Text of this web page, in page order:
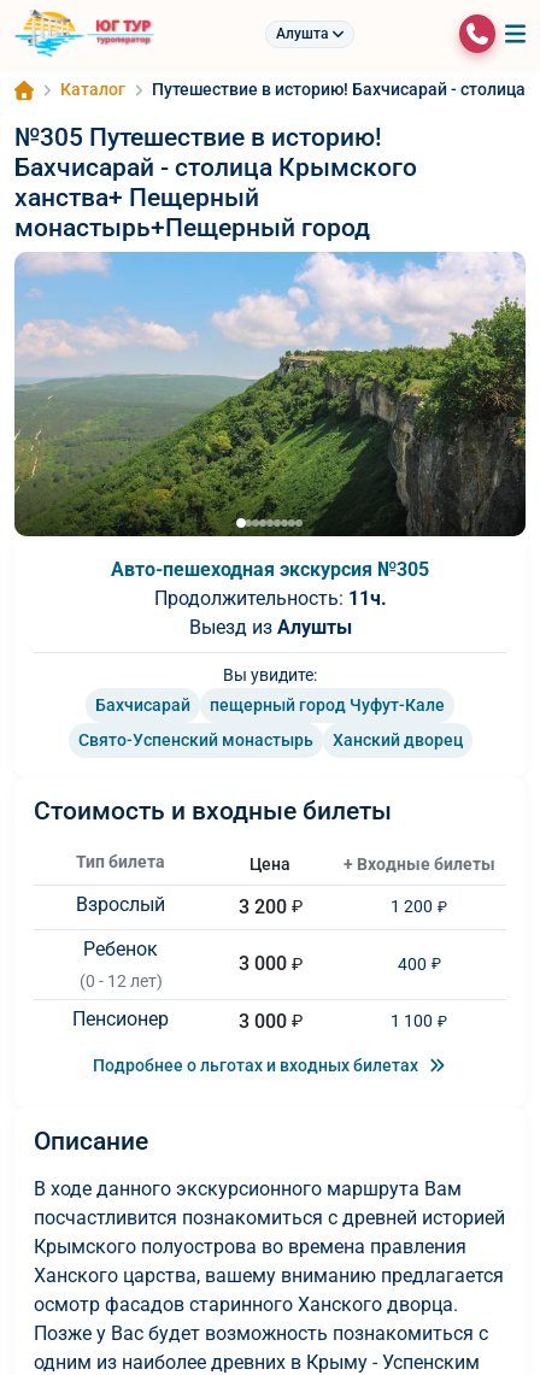
Алушта
Каталог Путешествие в историю! Бахчисарай -
№305 Путешествие в историю!
Бахчисарай - столица Крымского
ханства+ Пещерный
монастырь+Пещерный город
Авто-пешеходная экскурсия №305
Продолжительность: 11ч.
Выезд из Алушты
Вы увидите:
Бахчисарай
пещерный город Чуфут-Кале
Свято-Успенский монастырь
Ханский дворец
Стоимость и входные билеты
Тип билета Цена + Входные билеты
Взрослый 3 200 ₽ 1 200 ₽
Ребенок
(0 - 12 лет)
3 000 ₽ 400 ₽
Пенсионер 3 000 ₽ 1 100 ₽
Подробнее о льготах и входных билетах
Описание
В ходе данного экскурсионного маршрута Вам
посчастливится познакомиться с древней историей
Крымского полуострова во времена правления
Ханского царства, вашему вниманию предлагается
осмотр фасадов старинного Ханского дворца.
Позже у Вас будет возможность познакомиться с
одним из наиболее древних в Крыму - Успенским